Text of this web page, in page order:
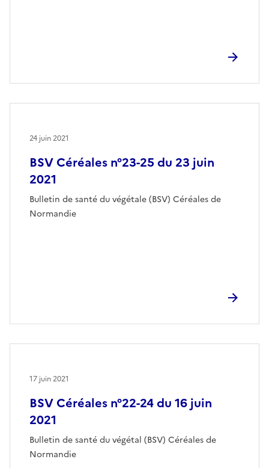
BSV Céréales n°23-25 du 23 juin
2021
Bulletin de santé du végétale (BSV) Céréales de
Normandie
24 juin 2021
BSV Céréales n°22-24 du 16 juin
2021
Bulletin de santé du végétal (BSV) Céréales de
Normandie
17 juin 2021